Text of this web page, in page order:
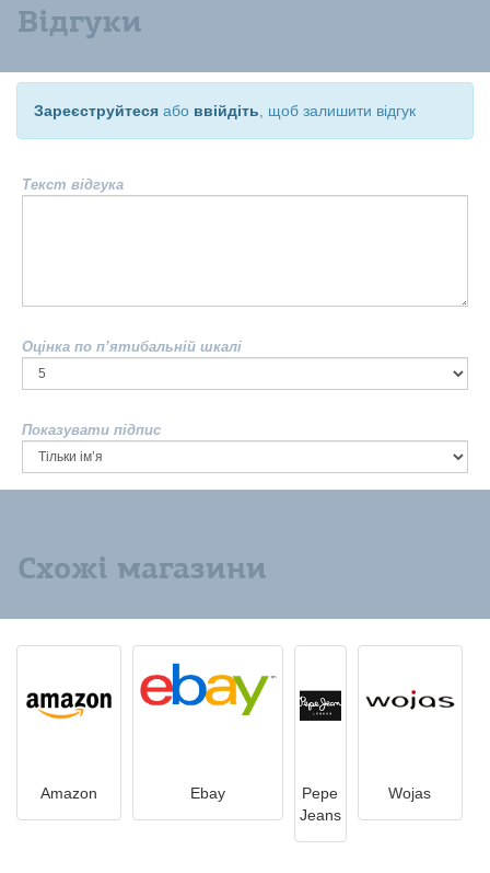
Відгуки
Зареєструйтеся або ввійдіть , щоб залишити відгук
Текст відгука
Оцінка по п’ятибальній шкалі
Показувати підпис
Схожі магазини
Amazon Ebay
Pepe
Jeans
Wojas